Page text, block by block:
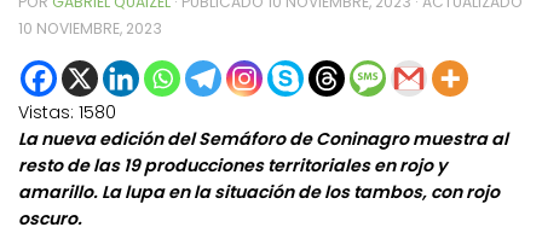
10 NOVIEMBRE, 2023
Vistas: 1580
La nueva edición del Semáforo de Coninagro muestra al
resto de las 19 producciones territoriales en rojo y
amarillo. La lupa en la situación de los tambos, con rojo
oscuro.